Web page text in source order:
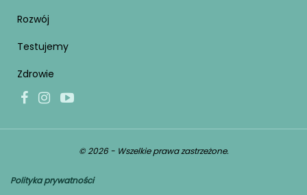
Rozwój
Testujemy
Zdrowie
© 2026 - Wszelkie prawa zastrzeżone.
Polityka prywatności